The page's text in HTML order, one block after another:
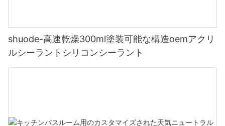
shuode-高速乾燥300ml塗装可能な構造oemアクリ
ルシーラントシリコンシーラント